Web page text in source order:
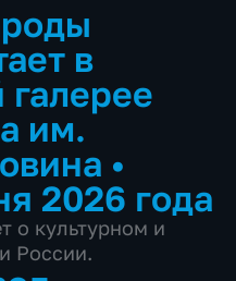
в
галерее
им.
•
2026 года
о культурном и
России.